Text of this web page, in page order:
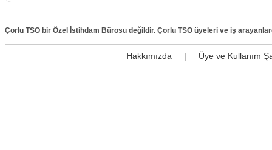
Çorlu TSO bir Özel İstihdam Bürosu değildir. Çorlu TSO üyeleri ve iş
Hakkımızda | Üye ve Kullanım